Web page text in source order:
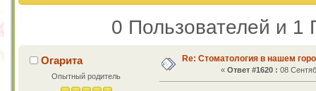
0 Пользователей и 1
Огарита
Опытный родитель
Re: Стоматология в нашем
«Ответ #1620 : 08